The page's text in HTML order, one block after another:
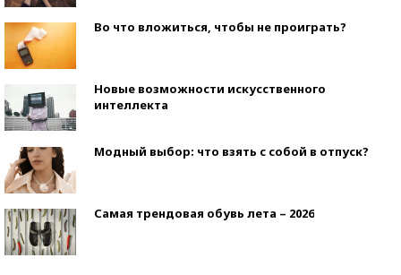
Во что вложиться, чтобы не проиграть?
Новые возможности искусственного
интеллекта
Модный выбор: что взять с собой в отпуск?
Самая трендовая обувь лета – 2026